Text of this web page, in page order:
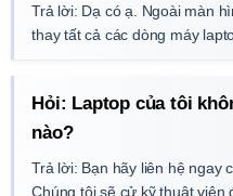
Trả lời: Dạ có ạ. Ngoài màn
thay tất cả các dòng máy
Hỏi: Laptop của tôi
nào?
Trả lời: Bạn hãy liên hệ ngay
Chúng tôi sẽ cử kỹ thuật viên